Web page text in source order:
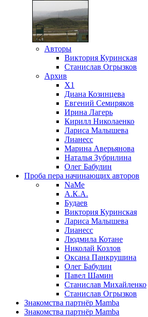
Авторы
Виктория Куринская
Станислав Огрызков
Архив
X1
Диана Козинцева
Евгений Семиряков
Ирина Лагерь
Кирилл Николаенко
Лариса Малышева
Лианесс
Марина Аверьянова
Наталья Зубрилина
Олег Бабулин
Проба пера начинающих авторов
NaMe
А.К.А.
Будаев
Виктория Куринская
Лариса Малышева
Лианесс
Людмила Котане
Николай Козлов
Оксана Панкрушина
Олег Бабулин
Павел Шамин
Станислав Михайленко
Станислав Огрызков
Знакомства партнёр Mamba
Знакомства партнёр Mamba